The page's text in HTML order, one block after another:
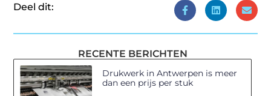
Deel dit:
RECENTE BERICHTEN
Drukwerk in Antwerpen is meer
dan een prijs per stuk